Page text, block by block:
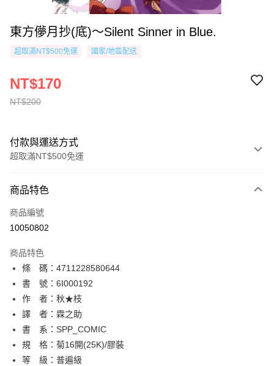
東方儚月抄(底)～Silent Sinner in Blue.
超取滿NT$500免運 國家/地區配送
NT$200
NT$170
付款與運送方式
超取滿NT$500免運
信用卡一次付款
超商取貨付款
相關說明
【關於「AFTEE先享後付」】
AFTEE先享後付是「在收到商品之後才付款」的支付方式。 讓您購物簡單
便利好安心！
１．簡單：不需註冊會員、不需綁卡、不需儲值。
２．便利：只要手機號碼，簡訊認證，即可結帳。
３．安心：先確認商品／服務後，再付款。
【「AFTEE先享後付」結帳流程】
１．於結帳方式選擇「AFTEE先享後付」後，將跳轉至「AFTEE先享後付」
ATM付款
運送方式
全家取貨付款
每筆NT$80，滿NT$500(含以上)免運費
商品特色
商品編號
10050802
商品特色
條 碼：4711228580644
書 號：6I000192
作 者：秋★枝
譯 者：霖之助
書 系：SPP_COMIC
規 格：菊16開(25K)/膠裝
等 級：普遍級